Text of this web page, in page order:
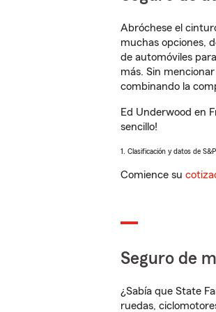
Abróchese el
muchas opciones,
de automóviles
más. Sin
combinando la
Ed Underwood en
sencillo!
1. Clasificación y datos de
Comience su
Seguro de
¿Sabía que State
ruedas,